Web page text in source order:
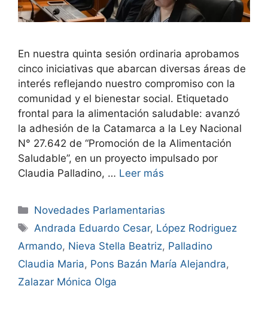
En nuestra quinta sesión ordinaria aprobamos
cinco iniciativas que abarcan diversas áreas de
interés reflejando nuestro compromiso con la
comunidad y el bienestar social. Etiquetado
frontal para la alimentación saludable: avanzó
la adhesión de la Catamarca a la Ley Nacional
N° 27.642 de “Promoción de la Alimentación
Saludable”, en un proyecto impulsado por
Claudia Palladino, … Leer más
Novedades Parlamentarias
Andrada Eduardo Cesar, López Rodriguez
Armando, Nieva Stella Beatriz, Palladino
Claudia Maria, Pons Bazán María Alejandra,
Zalazar Mónica Olga